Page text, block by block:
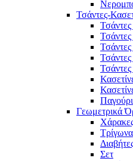
Τσάντες-
Τσάντες
Γεωμετρικά
Τρίγωνα
Σετ